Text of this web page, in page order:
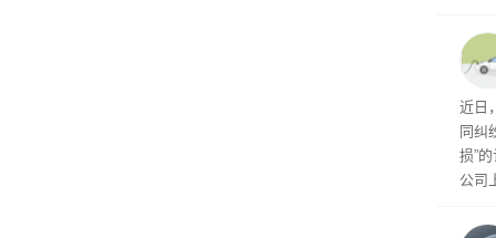
训练
近日
同纠
损”
公司
事